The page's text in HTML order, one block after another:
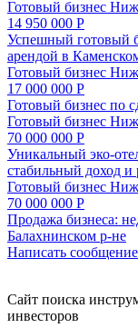
Готовый бизнес
14 950 000 Р
Успешный готовый
арендой в
Готовый бизнес
17 000 000 Р
Готовый бизнес по
Готовый бизнес
70 000 000 Р
Уникальный эко-
стабильный доход
Готовый бизнес
70 000 000 Р
Продажа бизнеса:
Балахнинском р-не
Написать сообщение
Cайт поиска
инвесторов